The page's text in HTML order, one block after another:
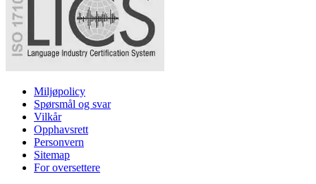
Miljøpolicy
Spørsmål og svar
Vilkår
Opphavsrett
Personvern
Sitemap
For oversettere